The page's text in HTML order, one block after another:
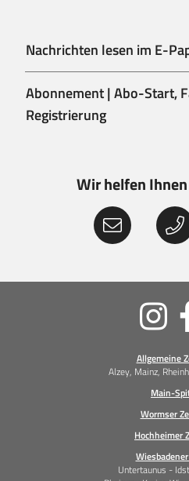
Nachrichten lesen im E-
Abonnement | Abo-Start,
Registrierung
Wir helfen
Allgemeine
Alzey, Mainz,
Main-
Wormser
Hochheimer
Untertaunus -